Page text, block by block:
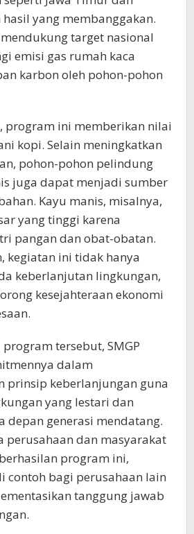
hasil yang membanggakan.
target nasional
emisi gas rumah kaca
karbon oleh pohon-pohon
program ini memberikan nilai
kopi. Selain meningkatkan
pohon-pohon pelindung
juga dapat menjadi sumber
Kayu manis, misalnya,
yang tinggi karena
pangan dan obat-obatan.
kegiatan ini tidak hanya
keberlanjutan lingkungan,
kesejahteraan ekonomi
tersebut, SMGP
dalam
prinsip keberlanjungan guna
yang lestari dan
depan generasi mendatang.
perusahaan dan masyarakat
program ini,
contoh bagi perusahaan lain
tanggung jawab